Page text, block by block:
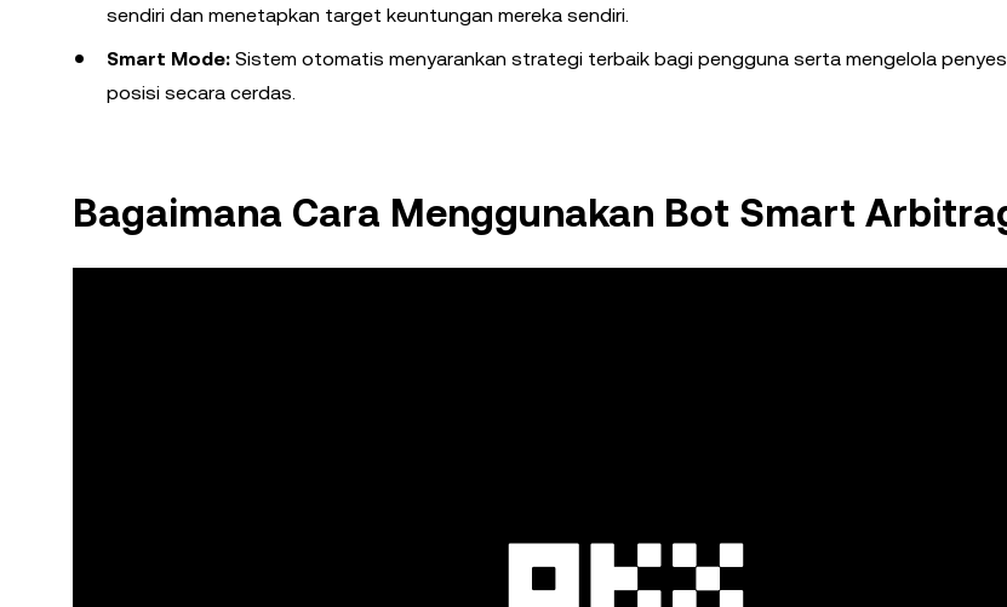
sendiri dan menetapkan target keuntungan mereka sendiri.
Smart Mode: Sistem otomatis menyarankan strategi terbaik bagi pengguna serta mengelola
posisi secara cerdas.
Bagaimana Cara Menggunakan Bot Smart